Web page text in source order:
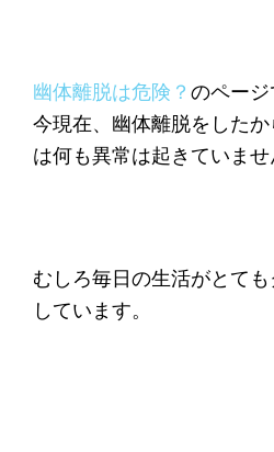
幽体離脱は危険？ のページ
今現在、幽体離脱をした
は何も異常は起きていませ
むしろ毎日の生活がとて
しています。